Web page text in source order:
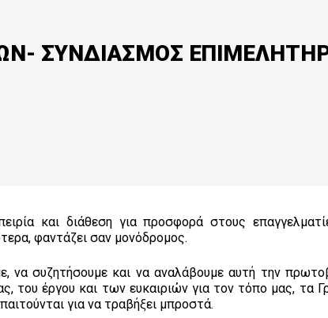
ΣΥΝΔΙΑΣΜΟΣ
και διάθεση για προσφορά στους
φαντάζει σαν μονόδρομος.
να συζητήσουμε και να αναλάβουμε αυτή την
του έργου και των ευκαιριών για τον τόπο μας, τα
για να τραβήξει μπροστά.